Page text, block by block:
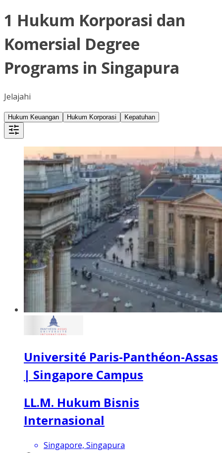
1 Hukum Korporasi dan
Komersial Degree
Programs in Singapura
Jelajahi
Hukum Keuangan Hukum Korporasi Kepatuhan
Université Paris-Panthéon-Assas
| Singapore Campus
LL.M. Hukum Bisnis
Internasional
Singapore, Singapura